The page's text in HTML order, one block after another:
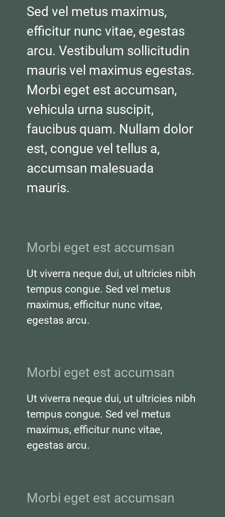
Sed vel metus maximus,
efficitur nunc vitae, egestas
arcu. Vestibulum sollicitudin
mauris vel maximus egestas.
Morbi eget est accumsan,
vehicula urna suscipit,
faucibus quam. Nullam dolor
est, congue vel tellus a,
accumsan malesuada
mauris.
Morbi eget est accumsan
Ut viverra neque dui, ut ultricies nibh
tempus congue. Sed vel metus
maximus, efficitur nunc vitae,
egestas arcu.
Morbi eget est accumsan
Ut viverra neque dui, ut ultricies nibh
tempus congue. Sed vel metus
maximus, efficitur nunc vitae,
egestas arcu.
Morbi eget est accumsan